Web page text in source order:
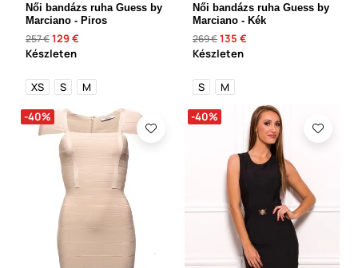
Női bandázs ruha Guess by
Marciano - Piros
257 €129 €
Készleten
XS S M
Női bandázs ruha Guess by
Marciano - Kék
269 €135 €
Készleten
S M
-40% -40%